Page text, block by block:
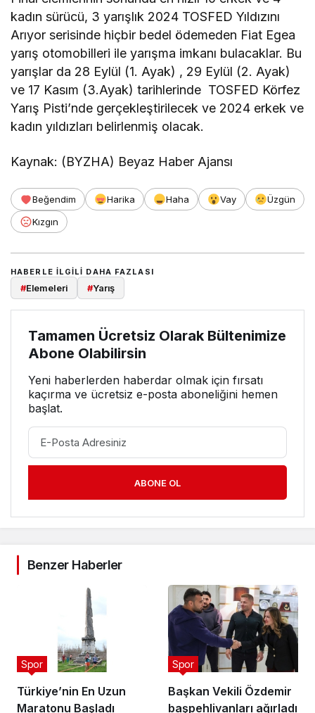
kadın sürücü, 3 yarışlık 2024 TOSFED Yıldızını
Arıyor serisinde hiçbir bedel ödemeden Fiat Egea
yarış otomobilleri ile yarışma imkanı bulacaklar. Bu
yarışlar da 28 Eylül (1. Ayak) , 29 Eylül (2. Ayak)
ve 17 Kasım (3.Ayak) tarihlerinde TOSFED Körfez
Yarış Pisti’nde gerçekleştirilecek ve 2024 erkek ve
kadın yıldızları belirlenmiş olacak.
Kaynak: (BYZHA) Beyaz Haber Ajansı
Beğendim Harika Haha Vay
Üzgün
Kızgın
HABERLE ILGILI DAHA FAZLASI
#Elemeleri #Yarış
Tamamen Ücretsiz Olarak Bültenimize
Abone Olabilirsin
Yeni haberlerden haberdar olmak için fırsatı
kaçırma ve ücretsiz e-posta aboneliğini hemen
başlat.
ABONE OL
Benzer Haberler
Türkiye’nin En Uzun
Maratonu Başladı
Spor
Başkan Vekili Özdemir
başpehlivanları ağırladı
Spor